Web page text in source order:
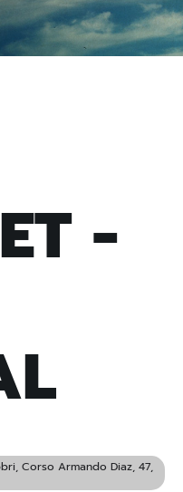
-
, Corso Armando Diaz, 47,